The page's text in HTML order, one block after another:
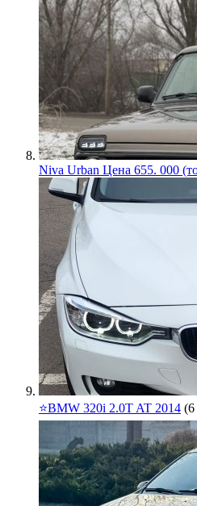
Niva Urban Цена 655. 000
⭐️BMW 320i 2.0T AT 2014 (6